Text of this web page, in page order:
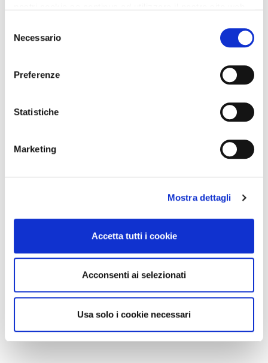
delNecessario
Preferenze
Statistiche
Marketing
Mostra dettagli
Accetta tutti i cookie
Acconsenti ai selezionati
Usa solo i cookie necessari